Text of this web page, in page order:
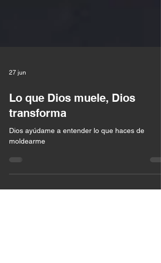
27 jun
Lo que Dios muele, Dios
transforma
moldearme